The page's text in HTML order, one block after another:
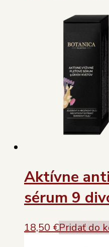
Aktívne
sérum 9
18,50 €Pridať do